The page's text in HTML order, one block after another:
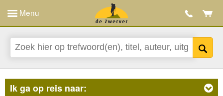
Menu
Ik ga op reis naar: